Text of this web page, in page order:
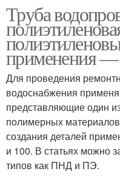
Труба
применения
Для проведения
водоснабжения
представляющие один
полимерных
создания деталей
и 100. В статьях можно
типов как ПНД и ПЭ.